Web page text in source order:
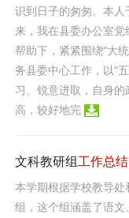
识到日子的匆匆。本
来，我在县委办公室
帮助下，紧紧围绕“大
务县委中心工作，以“
习、锐意进取，自身
高，较好地完
文科教研组工作总结
本学期根据学校教导
组，这个组涵盖了语